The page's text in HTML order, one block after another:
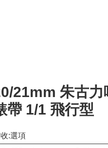
21mm 朱古力
帶 1/1 飛行型
:選項